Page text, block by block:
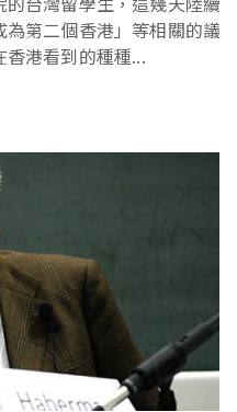
第二個香港」等相關的議
港看到的種種...